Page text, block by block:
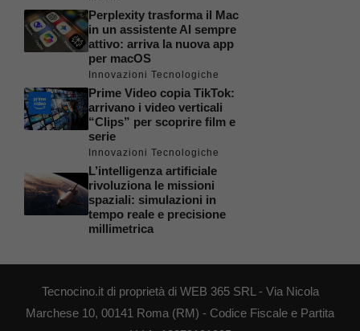
Perplexity trasforma il Mac
in un assistente AI sempre
attivo: arriva la nuova app
per macOS
Innovazioni Tecnologiche
Prime Video copia TikTok:
arrivano i video verticali
“Clips” per scoprire film e
serie
Innovazioni Tecnologiche
L’intelligenza artificiale
rivoluziona le missioni
spaziali: simulazioni in
tempo reale e precisione
millimetrica
Tecnocino.it di proprietà di WEB 365 SRL - Via Nicola
Marchese 10, 00141 Roma (RM) - Codice Fiscale e Partita